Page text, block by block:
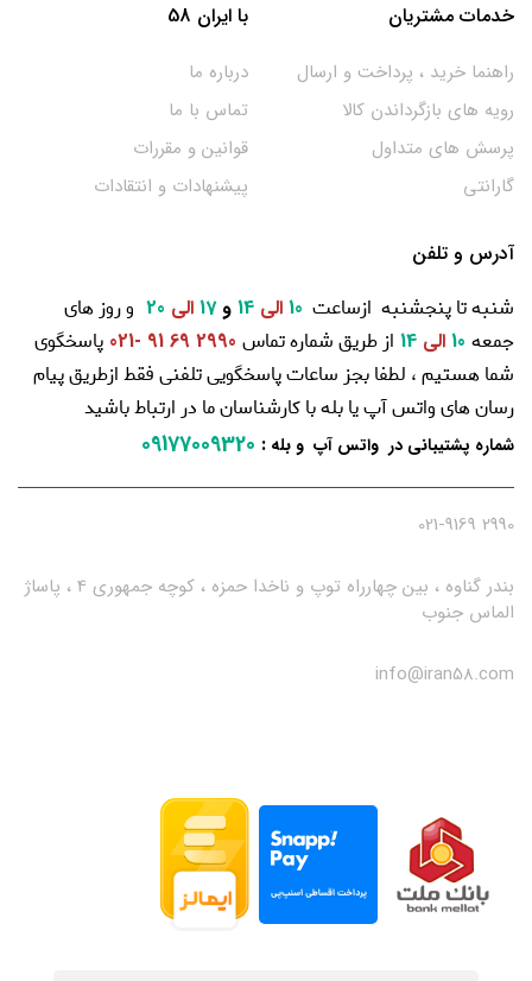
خدمات مشتریان
راهنما خرید ، پرداخت و ارسال
رویه های بازگرداندن کالا
پرسش های متداول
گارانتی
با ایران 58
درباره ما
تماس با ما
قوانین و مقررات
پیشنهادات و انتقادات
آدرس و تلفن
شنبه تا پنجشنبه ازساعت 10 الی و17 الی
و روز های
جمعه
الی از طریق شماره تماس 2990 69 91 -021
پاسخگوی
شما هستیم ، لطفا بجز ساعات پاسخگویی تلفنی فقط ازطریق پیام
رسان های واتس آپ یا بله با کارشناسان ما در ارتباط باشید
شماره پشتیبانی در واتس آپ و بله :
09177009320
2990 021-9169
بندر گناوه ، بین چهارراه توپ و ناخدا حمزه ، کوچه جمهوری 4 ، پاساژ
الماس جنوب
info@iran58.com